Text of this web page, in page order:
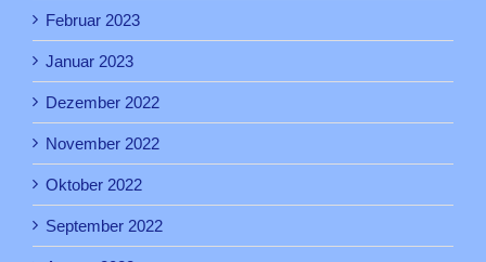
Februar 2023
Januar 2023
Dezember 2022
November 2022
Oktober 2022
September 2022